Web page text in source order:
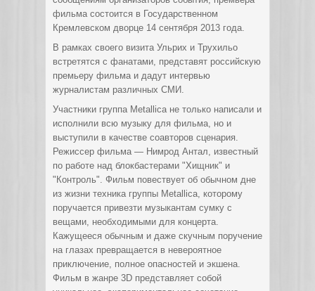
фильма состоится в Государственном
Кремлевском дворце 14 сентября 2013 года.
В рамках своего визита Ульрих и Трухильо
встретятся с фанатами, представят российскую
премьеру фильма и дадут интервью
журналистам различных СМИ.
Участники группа Metallica не только написали и
исполнили всю музыку для фильма, но и
выступили в качестве соавторов сценария.
Режиссер фильма — Нимрод Антал, известный
по работе над блокбастерами "Хищник" и
"Контроль". Фильм повествует об обычном дне
из жизни техника группы Metallica, которому
поручается привезти музыкантам сумку с
вещами, необходимыми для концерта.
Кажущееся обычным и даже скучным поручение
на глазах превращается в невероятное
приключение, полное опасностей и экшена.
Фильм в жанре 3D представляет собой